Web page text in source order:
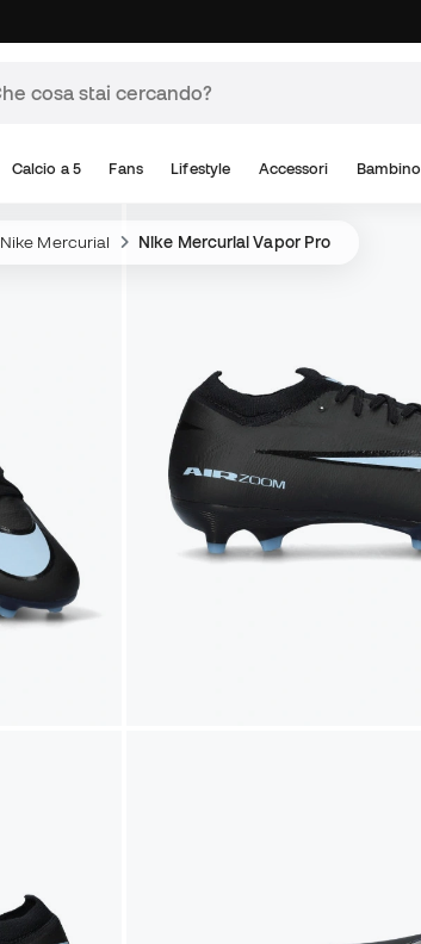
Calcio a 5 Fans Lifestyle Accessori Bambino
Nike Mercurial Nike Mercurial Vapor Pro